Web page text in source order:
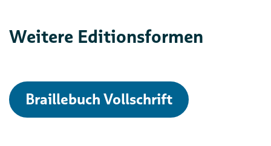
Weitere Editionsformen
Braillebuch Vollschrift